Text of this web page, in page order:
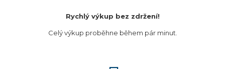
Rychlý výkup bez zdržení!
Celý výkup proběhne během pár minut.